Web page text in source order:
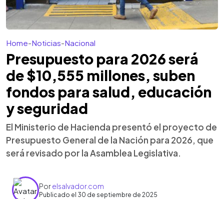
Home-Noticias-Nacional
Presupuesto para 2026 será
de $10,555 millones, suben
fondos para salud, educación
y seguridad
El Ministerio de Hacienda presentó el proyecto de
Presupuesto General de la Nación para 2026, que
será revisado por la Asamblea Legislativa.
Porelsalvador.com
Publicado el 30 de septiembre de 2025